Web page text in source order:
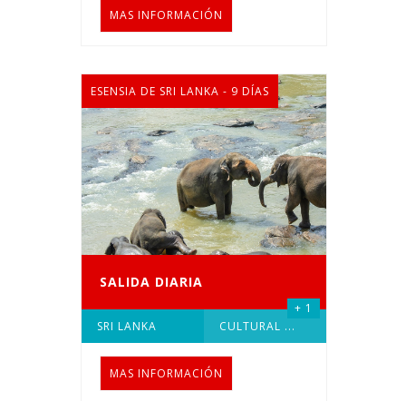
MAS INFORMACIÓN
ESENSIA DE SRI LANKA - 9 DÍAS
SALIDA DIARIA
SRI LANKA CULTURAL ...
+ 1
MAS INFORMACIÓN